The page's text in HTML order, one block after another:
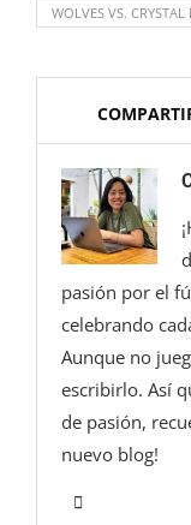
WOLVES VS. CRYSTAL
pasión por el
celebrando
Aunque no
escribirlo. Así
de pasión,
nuevo blog!